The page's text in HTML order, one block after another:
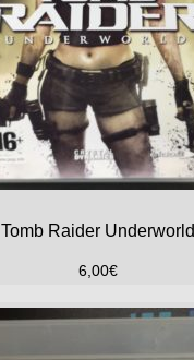
Tomb Raider Underworld
6,00€